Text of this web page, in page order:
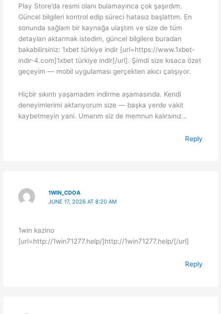
Play Store’da resmi olanı bulamayınca çok şaşırdım.
Güncel bilgileri kontrol edip süreci hatasız başlattım. En
sonunda sağlam bir kaynağa ulaştım ve size de tüm
detayları aktarmak istedim, güncel bilgilere buradan
bakabilirsiniz: 1xbet türkiye indir [url=https://www.1xbet-
indir-4.com]1xbet türkiye indir[/url]. Şimdi size kısaca özet
geçeyim — mobil uygulaması gerçekten akıcı çalışıyor.
Hiçbir sıkıntı yaşamadım indirme aşamasında. Kendi
deneyimlerimi aktarıyorum size — başka yerde vakit
kaybetmeyin yani. Umarım siz de memnun kalırsınız…
Reply
1WIN_CDOA
JUNE 17, 2026 AT 8:20 AM
1win kazino
[url=http://1win71277.help/]http://1win71277.help/[/url]
Reply